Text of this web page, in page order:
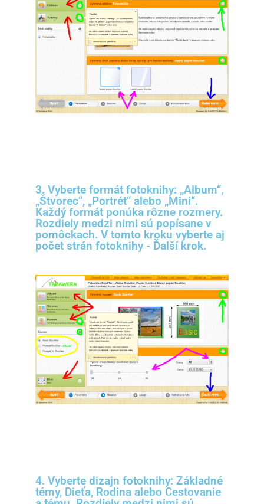
3. Vyberte formát fotoknihy: „Album“,
„Štvorec“, „Portrét“ alebo „Mini“.
Každý formát ponúka rôzne rozmery.
Rozdiely medzi nimi sú popísane v
pomôckach. V tomto kroku vyberte aj
počet strán fotoknihy - Ďalší krok.
4. Vyberte dizajn fotoknihy: Základné
témy, Dieťa, Rodina alebo Cestovanie